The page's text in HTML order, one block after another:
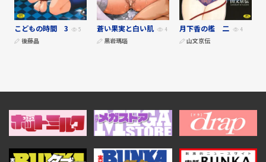
こどもの時間 3 5
後藤晶
蒼い果実と白い肌 4
黒岩瑪瑙
月下香の檻 二 4
山文京伝